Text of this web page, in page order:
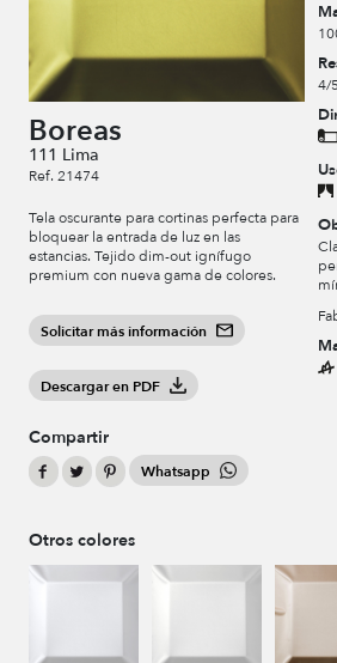
Boreas
111 Lima
Ref. 21474
Tela oscurante para cortinas perfecta para
bloquear la entrada de luz en las
estancias. Tejido dim-out ignífugo
premium con nueva gama de colores.
Solicitar más información
Descargar en PDF
Compartir
Whatsapp
4/
Otros colores